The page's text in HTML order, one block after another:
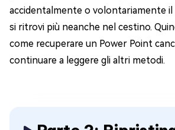
accidentalmente o volontariamente
si ritrovi più neanche nel cestino.
come recuperare un Power Point
continuare a leggere gli altri metodi.